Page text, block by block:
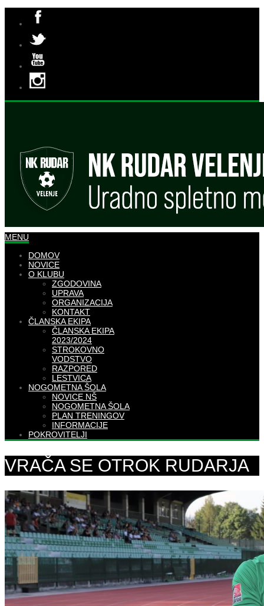
MENU
DOMOV
NOVICE
O KLUBU
ZGODOVINA
UPRAVA
ORGANIZACIJA
KONTAKT
ČLANSKA EKIPA
ČLANSKA EKIPA
2023/2024
STROKOVNO
VODSTVO
RAZPORED
LESTVICA
NOGOMETNA ŠOLA
NOVICE NŠ
NOGOMETNA ŠOLA
PLAN TRENINGOV
INFORMACIJE
POKROVITELJI
VRAČA SE OTROK RUDARJA